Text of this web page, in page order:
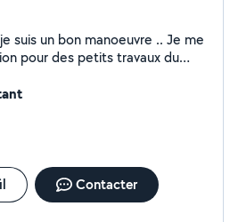
un bon manoeuvre .. Je me
pour des petits travaux du
! Je fais preuve de patience
Contacter